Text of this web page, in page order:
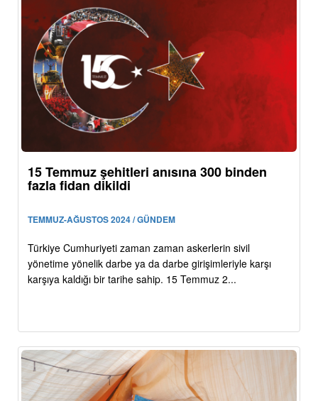
15 Temmuz şehitleri anısına 300 binden
fazla fidan dikildi
TEMMUZ-AĞUSTOS 2024 / GÜNDEM
Türkiye Cumhuriyeti zaman zaman askerlerin sivil
yönetime yönelik darbe ya da darbe girişimleriyle karşı
karşıya kaldığı bir tarihe sahip. 15 Temmuz 2...